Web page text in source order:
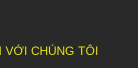
VỚI CHÚNG TÔI